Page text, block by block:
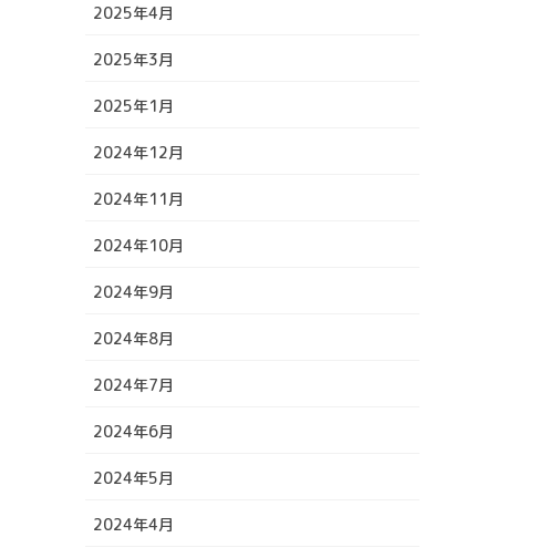
2025年4月
2025年3月
2025年1月
2024年12月
2024年11月
2024年10月
2024年9月
2024年8月
2024年7月
2024年6月
2024年5月
2024年4月